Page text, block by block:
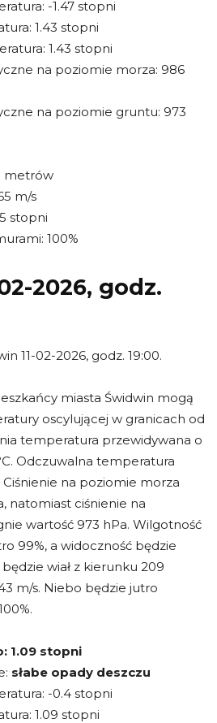
-1.47 stopni
1.43 stopni
1.43 stopni
na poziomie morza: 986
na poziomie gruntu: 973
metrów
m/s
stopni
100%
2026, godz.
11-02-2026, godz. 19:00.
miasta Świdwin mogą
oscylującej w granicach od
temperatura przewidywana o
Odczuwalna temperatura
Ciśnienie na poziomie morza
natomiast ciśnienie na
wartość 973 hPa. Wilgotność
99%, a widoczność będzie
wiał z kierunku 209
m/s. Niebo będzie jutro
1.09 stopni
słabe opady deszczu
-0.4 stopni
1.09 stopni